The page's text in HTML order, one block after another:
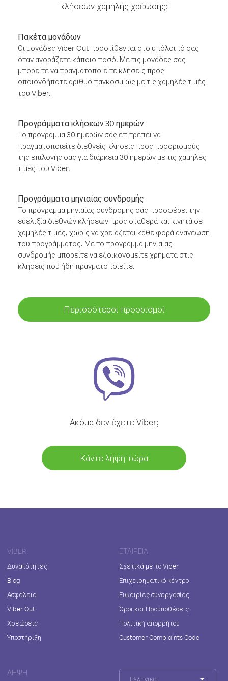
κλήσεων χαμηλής χρέωσης:
Πακέτα μονάδων
Οι μονάδες Viber Out προστίθενται στο υπόλοιπό σας
όταν αγοράζετε κάποιο ποσό. Με τις μονάδες σας
μπορείτε να πραγματοποιείτε κλήσεις προς
οποιονδήποτε αριθμό παγκοσμίως με τις χαμηλές τιμές
του Viber.
Προγράμματα κλήσεων 30 ημερών
Το πρόγραμμα 30 ημερών σάς επιτρέπει να
πραγματοποιείτε διεθνείς κλήσεις προς προορισμούς
της επιλογής σας για διάρκεια 30 ημερών με τις χαμηλές
τιμές του Viber.
Προγράμματα μηνιαίας συνδρομής
Το πρόγραμμα μηνιαίας συνδρομής σάς προσφέρει την
ευελιξία διεθνών κλήσεων προς σταθερά και κινητά σε
χαμηλές τιμές, χωρίς να χρειάζεται κάθε φορά ανανέωση
του προγράμματος. Με το πρόγραμμα μηνιαίας
συνδρομής μπορείτε να εξοικονομείτε χρήματα στις
κλήσεις που ήδη πραγματοποιείτε.
Περισσότεροι προορισμοί
Ακόμα δεν έχετε Viber;
Κάντε λήψη τώρα
VIBER
Δυνατότητες
Blog
Ασφάλεια
Viber Out
Χρεώσεις
Υποστήριξη
ΕΤΑΙΡΕΊΑ
Σχετικά με το Viber
Επιχειρηματικό κέντρο
Ευκαιρίες συνεργασίας
Όροι και Προϋποθέσεις
Πολιτική απορρήτου
Customer Complaints Code
ΛΉΨΗ
Ελληνικά